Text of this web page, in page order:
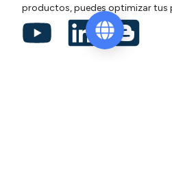
productos, puedes optimizar tus
Contacto